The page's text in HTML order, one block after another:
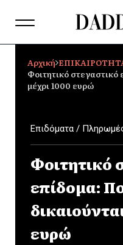
Αρχική
Φοιτητικό στεγαστικό
μέχρι 1000 ευρώ
Επιδόματα /
Φοιτητικό
επίδομα:
ευρώ